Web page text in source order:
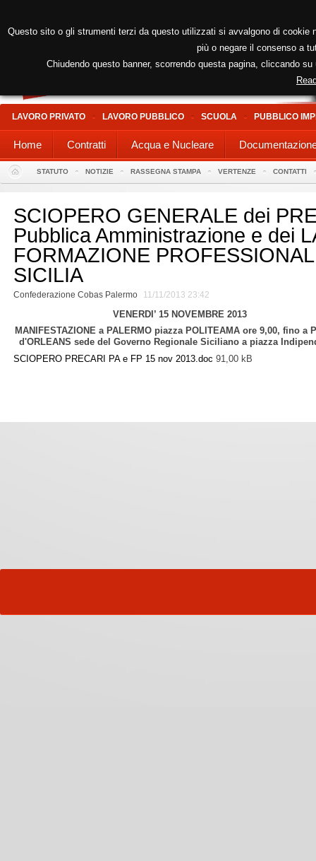
LAVORO PRIVATO LAVORO PUBBLICO SCUOLA PUBBLICO
Home Contratti Acqua e Nucleare
STATUTO NOTIZIE RASSEGNA STAMPA VERTENZE CONTATTI
SCIOPERO GENERALE dei
Pubblica Amministrazione e dei
FORMAZIONE
SICILIA
Confederazione Cobas Palermo 11/11/2013 23:42
VENERDI’ 15 NOVEMBRE 2013
MANIFESTAZIONE a PALERMO piazza POLITEAMA ore 9,00, fino a
d'ORLEANS sede del Governo Regionale Siciliano a piazza
SCIOPERO PRECARI PA e FP 15 nov 2013.doc 91,00 kB
Questo sito o gli strumenti terzi da questo utilizzati si avvalgono di
più o negare il consenso a
Chiudendo questo banner, scorrendo questa pagina, cliccando